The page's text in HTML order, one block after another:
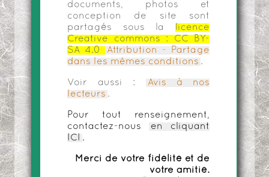
documents, photos et
conception de site sont
partagés sous la
licence
Creative commons :
CC BY-
SA 4.0
Attribution - Partage
dans les mêmes conditions .
Voir aussi :
Avis à nos
lecteurs .
Pour tout renseignement,
contactez-nous
en cliquant
ICI
.
Merci de votre fidélité et de
votre amitié.